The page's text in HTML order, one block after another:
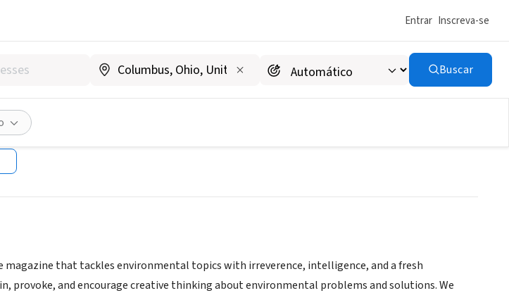
Entrar Inscreva-se
Buscar
magazine that tackles environmental topics with irreverence, intelligence, and a fresh
provoke, and encourage creative thinking about environmental problems and solutions. We